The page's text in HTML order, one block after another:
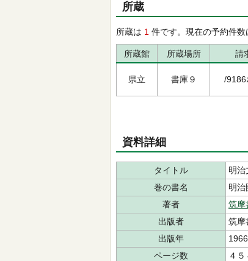
所蔵
所蔵は 1 件です。現在の予約件数
所蔵館 所蔵場所 請
県立 書庫９ /9186
資料詳細
タイトル
明治
巻の書名
明治
著者
筑摩
出版者
筑摩
出版年
1966
ページ数
４